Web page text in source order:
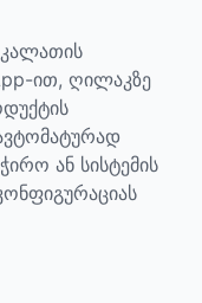
ით, ღილაკზე
ან სისტემის